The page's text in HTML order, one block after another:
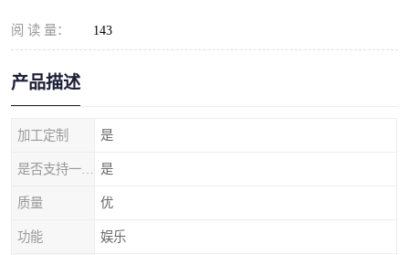
阅 读 量： 143
产品描述
加工定制 是
是
质量 优
功能 娱乐